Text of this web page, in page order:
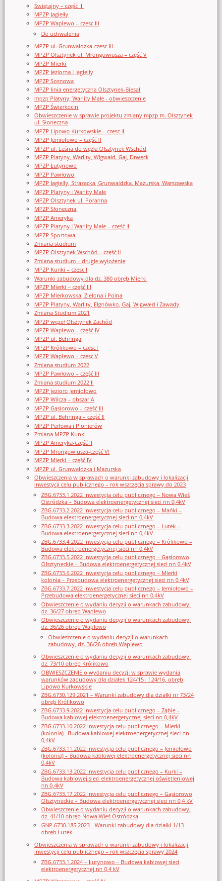
Świętajny – część III
MPZP Jagiełły
MPZP Waplewo – czesc III
Do uchwalenia
MPZP ul. Grunwaldzka-czesc III
MPZP Olsztynek ul. Mrongowiusza – część V
MPZP Mierki
MPZP Jeziorna i Jagielly
MPZP Sosnowa
MPZP linia energetyczna Olsztynek-Biesal
mpzp Platyny, Warlity Małe - obwieszczenie
MPZP Świerkocin
Obwieszczenie w sprawie projektu zmiany mpzp m. Olsztynek
ul. Słoneczna
MPZP Lipowo Kurkowskie – czesc II
MPZP Jemiołowo – część II
MPZP ul. Leśna do węzła Olsztynek Wschód
MPZP Platyny, Warlity, Wigwałd, Gaj, Drwęck
MPZP Łutynowo
MPZP Pawłowo
MPZP Jagielly, Strazacka, Grunwaldzka, Mazurska, Warszawska
MPZP Platyny i Warlity Małe
MPZP Olsztynek ul. Poranna
MPZP Słoneczna
MPZP Ameryka
MPZP Platyny i Warlity Małe – część II
MPZP Sportowa
Zmiana studium
MPZP Olsztynek Wschód – część II
Zmiana studium – drugie wyłożenie
MPZP Kunki – czesc I
Warunki zabudowy dla dz. 380 obręb Mierki
MPZP Mierki – część III
MPZP Mierkowska, Zielona i Polna
MPZP Platyny, Warlity, Elgnówko, Gaj, Wigwałd i Zawady
Zmiana Studium 2021
MPZP węzeł Olsztynek Zachód
MPZP Waplewo – część IV
MPZP ul. Behringa
MPZP Królikowo – czesc I
MPZP Waplewo – czesc V
Zmiana studium 2022
MPZP Pawłowo – część III
Zmiana studium 2022 II
MPZP jezioro Jemiołowo
MPZP Wilcza – obszar A
MPZP Gąsiorowo – część III
MPZP ul. Behringa – część II
MPZP Perłowa i Pionierów
Zmiana MPZP Kunki
MPZP Ameryka-część II
MPZP Mrongowiusza-część VI
MPZP Mierki – część IV
MPZP ul. Grunwaldzka i Mazurska
Obwieszczenia w sprawach o warunki zabudowy i lokalizacji
inwestycji celu publicznego – rok wszczęcia sprawy do 2023
ZBG.6733.1.2022 Inwestycja celu publicznego – Nowa Wieś
Ostródzka – Budowa elektroenergetycznej sieci nn 0,4kV
ZBG.6733.2.2022 Inwestycja celu publicznego – Mańki –
Budowa elektroenergetycznej sieci nn 0,4kV
ZBG.6733.3.2022 Inwestycja celu publicznego – Lutek –
Budowa elektroenergetycznej sieci nn 0,4kV
ZBG.6733.4.2022 Inwestycja celu publicznego – Królikowo –
Budowa elektroenergetycznej sieci nn 0,4kV
ZBG.6733.5.2022 Inwestycja celu publicznego – Gąsiorowo
Olsztyneckie – Budowa elektroenergetycznej sieci nn 0,4kV
ZBG.6733.6.2022 Inwestycja celu publicznego – Mierki
kolonia – Przebudowa elektroenergetycznej sieci nn 0,4kV
ZBG.6733.7.2022 Inwestycja celu publicznego – Jemiołowo –
Przebudowa elektroenergetycznej sieci nn 0,4kV
Obwieszczenie o wydaniu decyzji o warunkach zabudowy,
dz. 36/27 obręb Waplewo
Obwieszczenie o wydaniu decyzji o warunkach zabudowy,
dz. 36/26 obręb Waplewo
Obwieszczenie o wydaniu decyzji o warunkach
zabudowy, dz. 36/26 obręb Waplewo
Obwieszczenie o wydaniu decyzji o warunkach zabudowy,
dz. 73/10 obręb Królikowo
OBWIESZCZENIE o wydaniu decyzji w sprawie wydania
warunków zabudowy dla działek 124/15 i 124/16, obręb
Lipowo Kurkowskie
ZBG.6730.129.2021 – Warunki zabudowy dla działki nr 73/24
obręb Królikowo
ZBG.6733.9.2022 Inwestycja celu publicznego – Ząbie –
Budowa kablowej elektroenergetycznej sieci nn 0,4kV
ZBG.6733.10.2022 Inwestycja celu publicznego – Mierki
(kolonia)– Budowa kablowej elektroenergetycznej sieci nn
0,4kV
ZBG.6733.11.2022 Inwestycja celu publicznego – Jemiołowo
(kolonia) – Budowa kablowej elektroenergetycznej sieci nn
0,4kV
ZBG.6733.13.2022 Inwestycja celu publicznego – Kurki –
Budowa kablowej sieci elektroenergetycznej oświetleniowej
nn 0,4kV
ZBG.6733.17.2022 Inwestycja celu publicznego – Gąsiorowo
Olsztyneckie – Budowa elektroenergetycznej sieci nn 0,4 kV
Obwieszczenie o wydaniu decyzji o warunkach zabudowy,
dz. 41/10 obręb Nowa Wieś Ostródzka
GNP.6730.185.2023 - Warunki zabudowy dla działki 1/13
obręb Lutek
Obwieszczenia w sprawach o warunki zabudowy i lokalizacji
inwestycji celu publicznego – rok wszczęcia sprawy 2024
ZBG.6733.1.2024 – Łutynowo – Budowa kablowej sieci
elektroenergetycznej nn 0,4 kV